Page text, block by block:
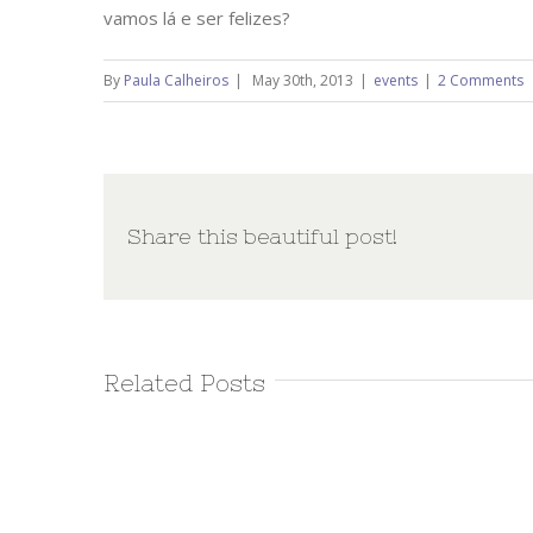
vamos lá e ser felizes?
By Paula Calheiros | May 30th, 2013 | events | 2 Comments
Share this beautiful post!
Related Posts